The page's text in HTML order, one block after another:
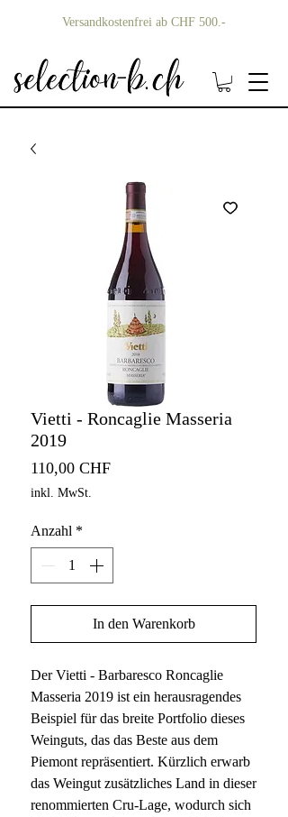
Versandkostenfrei ab CHF 500.-
Vietti - Roncaglie Masseria
2019
110,00 CHFPreis
inkl. MwSt.
Anzahl *
In den Warenkorb
Der Vietti - Barbaresco Roncaglie
Masseria 2019 ist ein herausragendes
Beispiel für das breite Portfolio dieses
Weinguts, das das Beste aus dem
Piemont repräsentiert. Kürzlich erwarb
das Weingut zusätzliches Land in dieser
renommierten Cru-Lage, wodurch sich